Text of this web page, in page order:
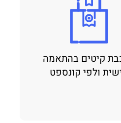
קיטים בהתאמה
ולפי קונספט